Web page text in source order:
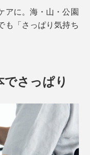
アに。海・山・公園
も「さっぱり気持ち
でさっぱり